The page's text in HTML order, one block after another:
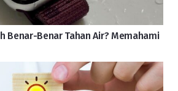
Benar-Benar Tahan Air? Memahami